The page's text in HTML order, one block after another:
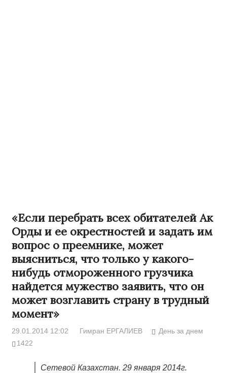
«Если перебрать всех обитателей Ак
Орды и ее окрестностей и задать им
вопрос о преемнике, может
выясниться, что только у какого-
нибудь отмороженного грузчика
найдется мужество заявить, что он
может возглавить страну в трудный
момент»
29.01.2014 12:02 Гимран ЕРГАЛИЕВ
День за днем
1422
Сетевой Казахстан. 29 января 2014г.